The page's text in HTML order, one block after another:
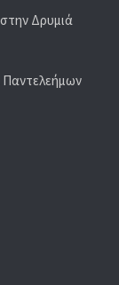
Δρυμιά
Παντελεήμων